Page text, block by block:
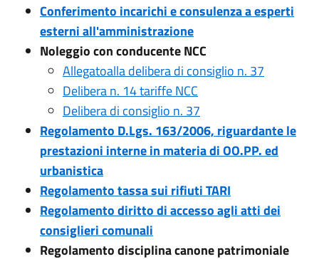
Conferimento incarichi e consulenza a esperti
esterni all'amministrazione
Noleggio con conducente NCC
Allegatoalla delibera di consiglio n. 37
Delibera n. 14 tariffe NCC
Delibera di consiglio n. 37
Regolamento D.Lgs. 163/2006, riguardante le
prestazioni interne in materia di OO.PP. ed
urbanistica
Regolamento tassa sui rifiuti TARI
Regolamento diritto di accesso agli atti dei
consiglieri comunali
Regolamento disciplina canone patrimoniale